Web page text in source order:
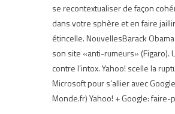
se recontextualiser de façon
dans votre sphère et en faire
étincelle. NouvellesBarack
son site «anti-rumeurs» (Figaro).
contre l’intox. Yahoo! scelle la
Microsoft pour s’allier avec
Monde.fr) Yahoo! + Google: